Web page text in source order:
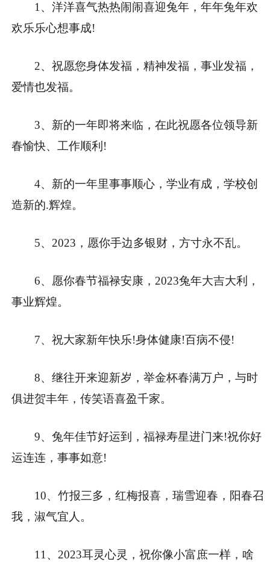
1、洋洋喜气热热闹闹喜迎兔年，年年兔年欢
欢乐乐心想事成!
2、祝愿您身体发福，精神发福，事业发福，
爱情也发福。
3、新的一年即将来临，在此祝愿各位领导新
春愉快、工作顺利!
4、新的一年里事事顺心，学业有成，学校创
造新的.辉煌。
5、2023，愿你手边多银财，方寸永不乱。
6、愿你春节福禄安康，2023兔年大吉大利，
事业辉煌。
7、祝大家新年快乐!身体健康!百病不侵!
8、继往开来迎新岁，举金杯春满万户，与时
俱进贺丰年，传笑语喜盈千家。
9、兔年佳节好运到，福禄寿星进门来!祝你好
运连连，事事如意!
10、竹报三多，红梅报喜，瑞雪迎春，阳春召
我，淑气宜人。
11、2023耳灵心灵，祝你像小富庶一样，啥